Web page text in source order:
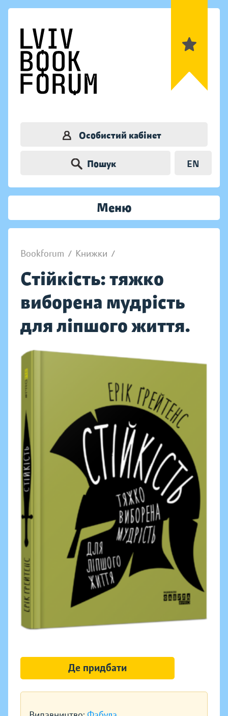
Особистий кабінет
Пошук EN
Меню
Bookforum / Книжки /
Стійкість: тяжко
виборена мудрість
для ліпшого життя.
Де придбати